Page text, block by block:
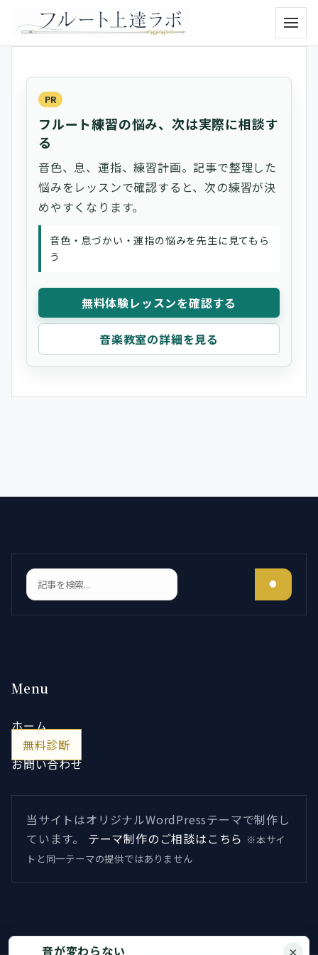
メニ
PR
フルート練習の悩み、次は実際に相談す
る
音色、息、運指、練習計画。記事で整理した
悩みをレッスンで確認すると、次の練習が決
めやすくなります。
音色・息づかい・運指の悩みを先生に見てもら
う
無料体験レッスンを確認する
音楽教室の詳細を見る
検索
Menu
ホーム
無料診断
お問い合わせ
当サイトはオリジナルWordPressテーマで制作し
ています。
テーマ制作のご相談はこちら ※本サイ
トと同一テーマの提供ではありません
音が変わらない